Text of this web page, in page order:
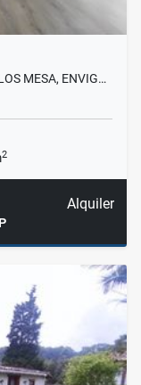
MESA, ENVIG…
2
Alquiler